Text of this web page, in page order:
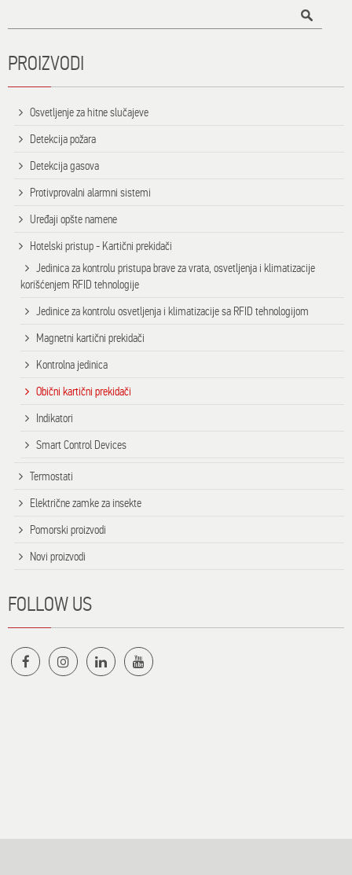
PROIZVODI
Osvetljenje za hitne slučajeve
Detekcija požara
Detekcija gasova
Protivprovalni alarmni sistemi
Uređaji opšte namene
Hotelski pristup - Kartični prekidači
Jedinica za kontrolu pristupa brave za vrata, osvetljenja i klimatizacije
korišćenjem RFID tehnologije
Jedinice za kontrolu osvetljenja i klimatizacije sa RFID tehnologijom
Magnetni kartični prekidači
Kontrolna jedinica
Obični kartični prekidači
Indikatori
Smart Control Devices
Termostati
Električne zamke za insekte
Pomorski proizvodi
Novi proizvodi
FOLLOW US